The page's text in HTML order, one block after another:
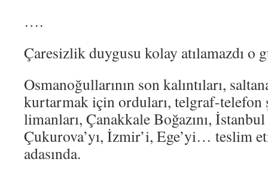
….
Çaresizlik duygusu kolay atılamazdı o
Osmanoğullarının son kalıntıları,
kurtarmak için orduları, telgraf-telefon
limanları, Çanakkale Boğazını, İstanbul
Çukurova’yı, İzmir’i, Ege’yi… teslim
adasında.